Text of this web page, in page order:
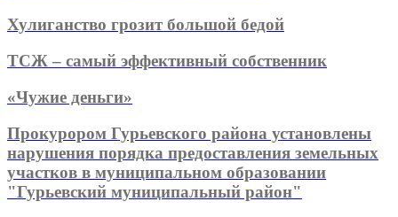
Хулиганство грозит большой бедой
ТСЖ – самый эффективный собственник
«Чужие деньги»
Прокурором Гурьевского района установлены
нарушения порядка предоставления земельных
участков в муниципальном образовании
"Гурьевский муниципальный район"